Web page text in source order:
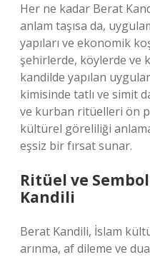
Her ne kadar Berat
anlam taşısa da,
yapıları ve ekonomik
şehirlerde, köylerde ve
kandilde yapılan
kimisinde tatlı ve simit
ve kurban ritüelleri ön
kültürel göreliliği
eşsiz bir fırsat sunar.
Ritüel ve
Kandili
Berat Kandili, İslam
arınma, af dileme ve